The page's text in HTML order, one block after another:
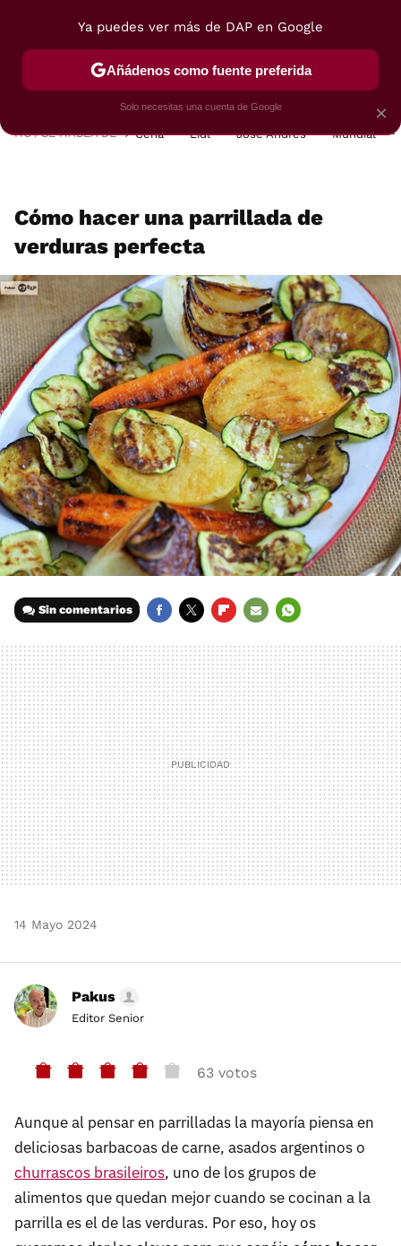
POSTRES VIAJES SELECCIÓN VEGUI
HOY SE HABLA DE Cena Lidl José Andrés Mundial
Cómo hacer una parrillada de
verduras perfecta
Sin comentarios
MAIL
14 Mayo 2024
Pakus
Editor Senior
63 votos
Aunque al pensar en parrilladas la mayoría piensa en
deliciosas barbacoas de carne, asados argentinos o
churrascos brasileiros, uno de los grupos de
alimentos que quedan mejor cuando se cocinan a la
parrilla es el de las verduras. Por eso, hoy os
×
Ya puedes ver más de DAP en Google
Añádenos como fuente preferida
Solo necesitas una cuenta de Google